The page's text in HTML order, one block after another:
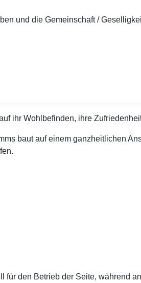
und die Gemeinschaft /
ihr Wohlbefinden, ihre
baut auf einem ganzheitlichen
den Betrieb der Seite, während